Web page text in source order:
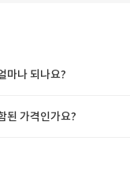
마나 되나요?
된 가격인가요?